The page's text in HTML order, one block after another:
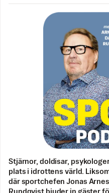
Stjärnor, doldisar,
plats i idrottens värld.
där sportchefen Jonas